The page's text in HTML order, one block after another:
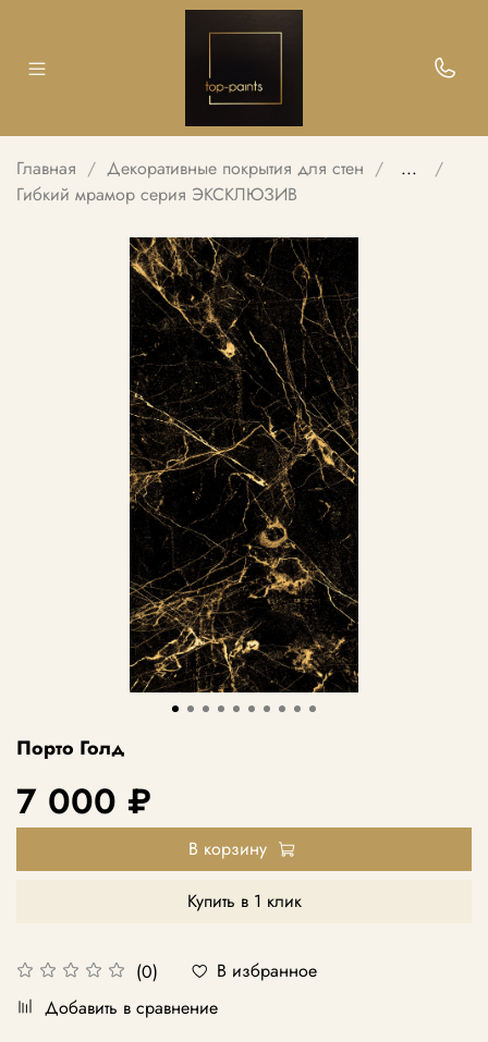
Главная Декоративные покрытия для стен
...
Гибкий мрамор серия ЭКСКЛЮЗИВ
Порто Голд
(0)
В избранное
Добавить в сравнение
7 000 ₽
В корзину
Купить в 1 клик